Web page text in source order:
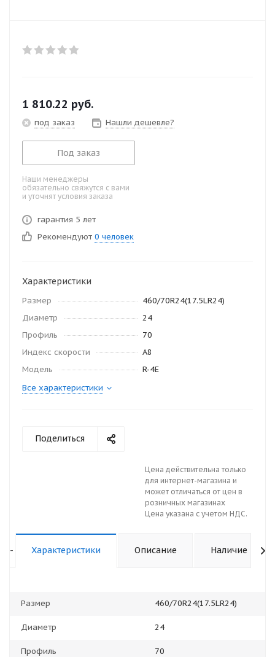
1 810.22 руб.
под заказ Нашли дешевле?
Под заказ
Наши менеджеры
обязательно свяжутся с вами
и уточнят условия заказа
гарантия 5 лет
Рекомендуют 0 человек
Характеристики
Размер
460/70R24(17.5LR24)
Диаметр
24
Профиль
70
Индекс скорости
А8
Модель
R-4E
Все характеристики
Поделиться
Цена действительна только
для интернет-магазина и
может отличаться от цен в
розничных магазинах
Цена указана с учетом НДС.
- Характеристики Описание Наличие
Размер 460/70R24(17.5LR24)
Диаметр 24
Профиль 70